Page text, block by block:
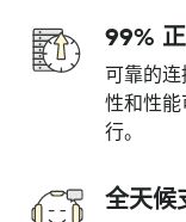
99%
可靠的
性和性
行。
全天候